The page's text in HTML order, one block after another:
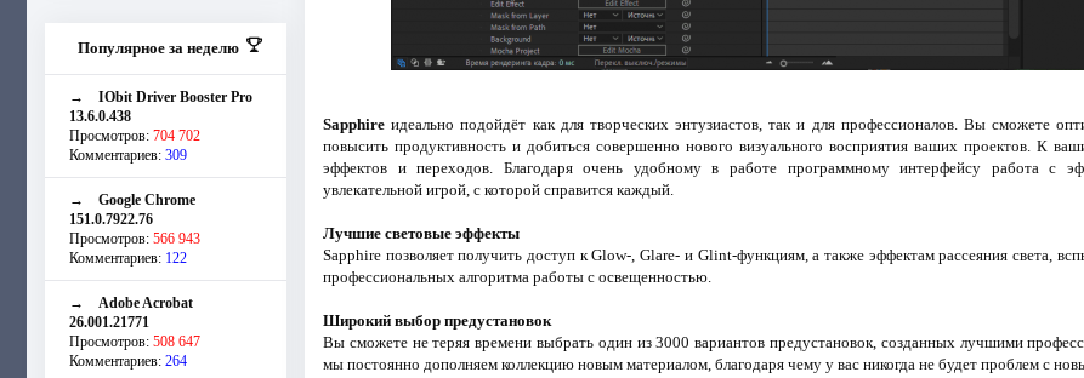
Популярное за неделю
→ IObit Driver Booster Pro
13.6.0.438
Просмотров: 704 702
Комментариев: 309
→ Google Chrome
151.0.7922.76
Просмотров: 566 943
Комментариев: 122
→ Adobe Acrobat
26.001.21771
Просмотров: 508 647
Комментариев: 264
Sapphireидеально подойдёт как для творческих энтузиастов, так и для профессионалов. Вы сможете
повысить продуктивность и добиться совершенно нового визуального восприятия ваших проектов. К
эффектов и переходов. Благодаря очень удобному в работе программному интерфейсу работа с
увлекательной игрой, с которой справится каждый.
Лучшие световые эффекты
Sapphire позволяет получить доступ к Glow-, Glare- и Glint-функциям, а также эффектам рассеяния света,
профессиональных алгоритма работы с освещенностью.
Широкий выбор предустановок
Вы сможете не теряя времени выбрать один из 3000 вариантов предустановок, созданных лучшими
мы постоянно дополняем коллекцию новым материалом, благодаря чему у вас никогда не будет проблем с